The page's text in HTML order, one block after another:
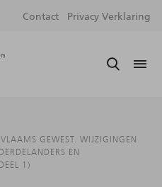
Contact Privacy Verklaring
GEWEST. WIJZIGINGEN
EN
1)